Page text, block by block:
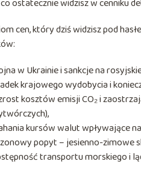
ostatecznie widzisz w cenniku
cen, który dziś widzisz pod
w Ukrainie i sankcje na
krajowego wydobycia i
kosztów emisji CO₂ i
kursów walut wpływające
popyt – jesienno-zimowe
transportu morskiego i